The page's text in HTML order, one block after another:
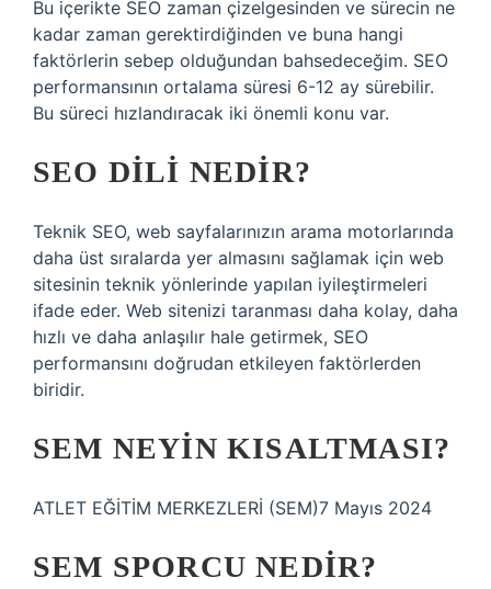
Bu içerikte SEO zaman çizelgesinden ve sürecin ne
kadar zaman gerektirdiğinden ve buna hangi
faktörlerin sebep olduğundan bahsedeceğim. SEO
performansının ortalama süresi 6-12 ay sürebilir.
Bu süreci hızlandıracak iki önemli konu var.
SEO DILI NEDIR?
Teknik SEO, web sayfalarınızın arama motorlarında
daha üst sıralarda yer almasını sağlamak için web
sitesinin teknik yönlerinde yapılan iyileştirmeleri
ifade eder. Web sitenizi taranması daha kolay, daha
hızlı ve daha anlaşılır hale getirmek, SEO
performansını doğrudan etkileyen faktörlerden
biridir.
SEM NEYIN KISALTMASI?
ATLET EĞİTİM MERKEZLERİ (SEM)7 Mayıs 2024
SEM SPORCU NEDIR?